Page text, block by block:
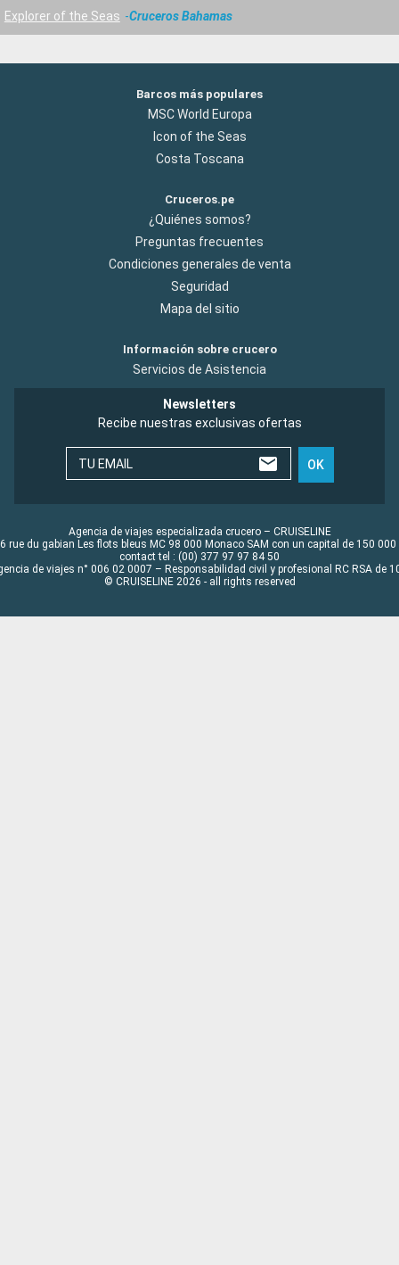
Explorer of the Seas
Cruceros Bahamas
Barcos más populares
MSC World Europa
Icon of the Seas
Costa Toscana
Cruceros.pe
¿Quiénes somos?
Preguntas frecuentes
Condiciones generales de venta
Seguridad
Mapa del sitio
Información sobre crucero
Servicios de Asistencia
Newsletters
Recibe nuestras exclusivas ofertas
TU EMAIL OK
Agencia de viajes especializada crucero – CRUISELINE
rue du gabian Les flots bleus MC 98 000 Monaco SAM con un capital de 150 000
contact tel : (00) 377 97 97 84 50
de viajes n° 006 02 0007 – Responsabilidad civil y profesional RC RSA de
© CRUISELINE 2026 - all rights reserved